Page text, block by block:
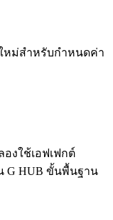
หม่สำหรับกำหนดค่า
งใช้เอฟเฟกต์
G HUB ขั้นพื้นฐาน